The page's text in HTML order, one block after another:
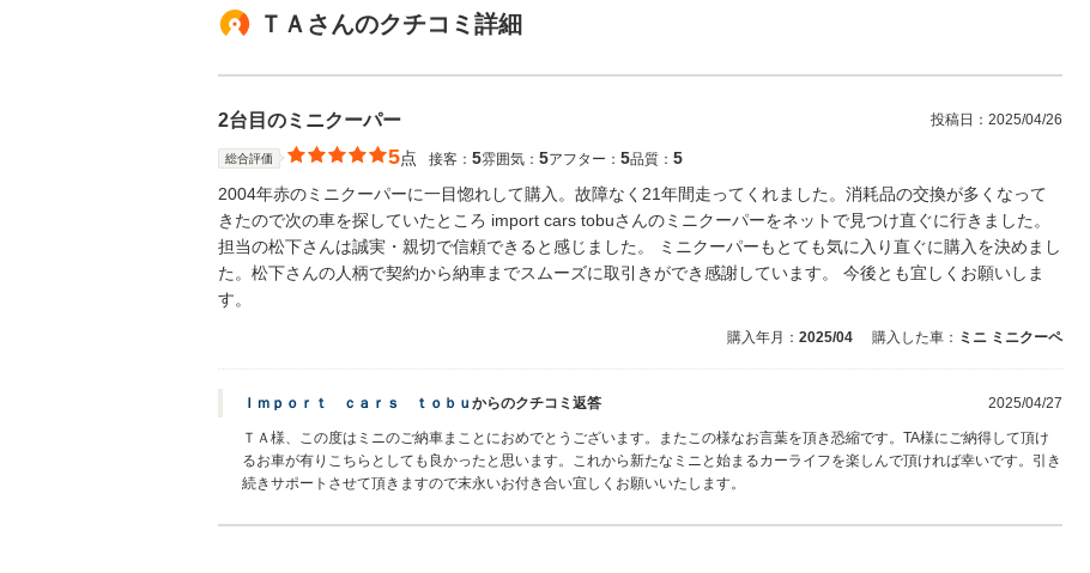
ＴＡさんのクチコミ詳細
2台目のミニクーパー 投稿日： 2025/04/26
総合評価 5点 接客： 5雰囲気： 5アフター： 5品質： 5
2004年赤のミニクーパーに一目惚れして購入。故障なく21年間走ってくれました。消耗品の交換が多くなって
きたので次の車を探していたところ import cars tobuさんのミニクーパーをネットで見つけ直ぐに行きました。
担当の松下さんは誠実・親切で信頼できると感じました。 ミニクーパーもとても気に入り直ぐに購入を決めまし
た。松下さんの人柄で契約から納車までスムーズに取引きができ感謝しています。 今後とも宜しくお願いしま
す。
購入年月： 2025/04 購入した車： ミニ ミニクーペ
Ｉｍｐｏｒｔ ｃａｒｓ ｔｏｂｕ からのクチコミ返答 2025/04/27
ＴＡ様、この度はミニのご納車まことにおめでとうございます。またこの様なお言葉を頂き恐縮です。TA様にご納得して頂け
るお車が有りこちらとしても良かったと思います。これから新たなミニと始まるカーライフを楽しんで頂ければ幸いです。引き
続きサポートさせて頂きますので末永いお付き合い宜しくお願いいたします。